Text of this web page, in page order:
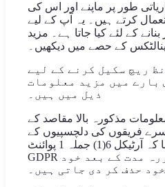
طور پر ماپنے اور اس کی
کرتے ہیں۔ یہ آپ کے لیے
کے لئے کیا جاتا ہے۔ مزید
کے حصے میں دیکھيں۔
ریچ سکیل کرنے کے لیے
بارے میں مزید معلومات
ذیل میں ہیں۔
مذکورہ بالا مقاصد کے
فریقوں کی دلچسپیوں کے
تحفظ کے لئے ضروری ہیں جیسا کہ آرٹیکل 6(1) جملہ 1 پوائنٹ (f)
GDPR کے مطابق ہیں۔ یہ ایک مقررہ مدت کے بعد خود
حذف کر دی جاتی ہیں۔